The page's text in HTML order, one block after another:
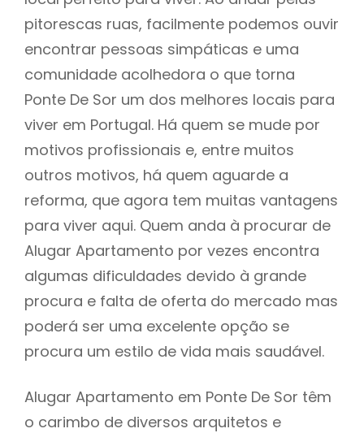
pitorescas ruas, facilmente podemos ouvir
encontrar pessoas simpáticas e uma
comunidade acolhedora o que torna
Ponte De Sor um dos melhores locais para
viver em Portugal. Há quem se mude por
motivos profissionais e, entre muitos
outros motivos, há quem aguarde a
reforma, que agora tem muitas vantagens
para viver aqui. Quem anda à procurar de
Alugar Apartamento por vezes encontra
algumas dificuldades devido à grande
procura e falta de oferta do mercado mas
poderá ser uma excelente opção se
procura um estilo de vida mais saudável.
Alugar Apartamento em Ponte De Sor têm
o carimbo de diversos arquitetos e